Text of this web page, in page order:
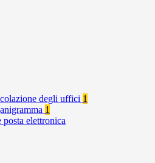
degli uffici 1
1
posta elettronica